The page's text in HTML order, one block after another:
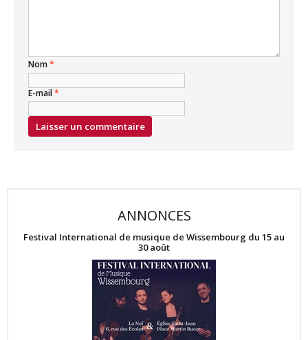
Nom*
E-mail*
ANNONCES
Festival International de musique de Wissembourg du 15 au
30 août